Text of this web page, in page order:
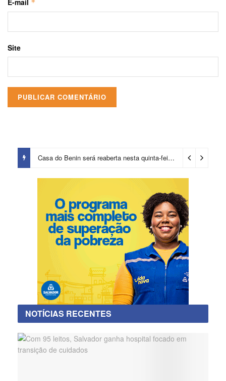
*
Site
Casa do Benin será reaberta nesta quinta-feira (6) 23 horas ago
NOTÍCIAS RECENTES